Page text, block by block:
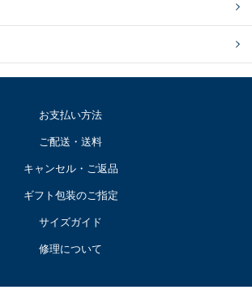
お支払い方法
ご配送・送料
キャンセル・ご返品
ギフト包装のご指定
サイズガイド
修理について